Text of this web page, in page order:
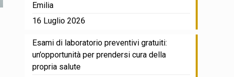
Emilia
16 Luglio 2026
Esami di laboratorio preventivi gratuiti:
un’opportunità per prendersi cura della
propria salute